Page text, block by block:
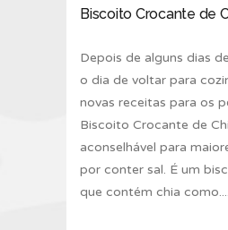
Biscoito Crocante de
Depois de alguns dias
o dia de voltar para
novas receitas para os
Biscoito Crocante de
aconselhável para
por conter sal. É um
que contém chia